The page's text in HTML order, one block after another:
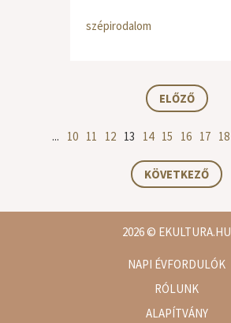
szépirodalom
ELŐZŐ
... 10 11 12 13 14 15 16 17 18
KÖVETKEZŐ
2026© EKULTURA.HU
NAPI ÉVFORDULÓK
RÓLUNK
ALAPÍTVÁNY